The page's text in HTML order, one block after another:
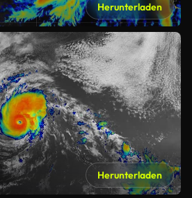
Herunterladen
Herunterladen